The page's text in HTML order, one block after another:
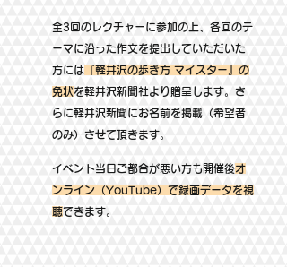
全3回のレクチャーに参加の上、各回のテ
ーマに沿った作文を提出していただいた
方には 『軽井沢の歩き方 マイスター』の
免状を軽井沢新聞社より贈呈 ​します。さ
らに軽井沢新聞にお名前を掲載（希望者
のみ）させて頂きます。
イベント当日ご都合が悪い方も開催後オ
ンライン（YouTube）で録画データを視
聴できます。